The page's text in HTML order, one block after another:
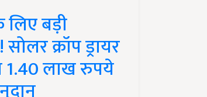
लिए बड़ी
क्रॉप ड्रायर
1.40 लाख रुपये